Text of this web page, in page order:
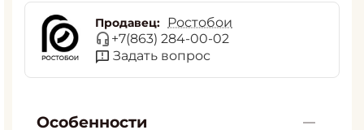
Продавец:
Ростобои
+7(863) 284-00-02
Задать вопрос
Особенности